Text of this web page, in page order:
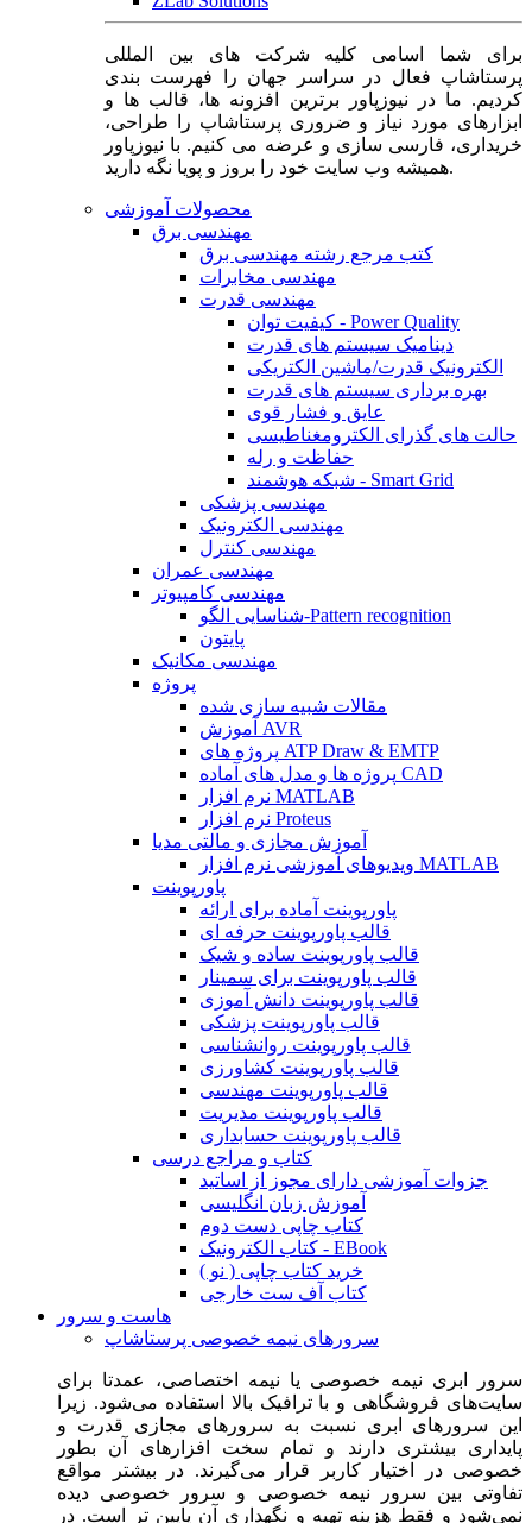
برای شما اسامی کلیه شرکت های بین المللی
پرستاشاپ فعال در سراسر جهان را فهرست بندی
کردیم. ما در نیوزپاور برترین افزونه ها، قالب ها و
ابزارهای مورد نیاز و ضروری پرستاشاپ را طراحی،
خریداری، فارسی سازی و عرضه می کنیم. با نیوزپاور
همیشه وب سایت خود را بروز و پویا نگه دارید.
محصولات آموزشی
مهندسی برق
کتب مرجع رشته مهندسی برق
مهندسی مخابرات
مهندسی قدرت
کیفیت توان - Power Quality
دینامیک سیستم های قدرت
الکترونیک قدرت/ماشین الکتریکی
بهره برداری سیستم های قدرت
عایق و فشار قوی
حالت های گذرای الکترومغناطیسی
حفاظت و رله
شبکه هوشمند - Smart Grid
مهندسی پزشکی
مهندسی الکترونیک
مهندسی کنترل
مهندسی عمران
مهندسی کامپیوتر
شناسایی الگو-Pattern recognition
پایتون
مهندسی مکانیک
پروژه
مقالات شبیه سازی شده
آموزش AVR
پروژه های ATP Draw & EMTP
پروژه ها و مدل های آماده CAD
نرم افزار MATLAB
نرم افزار Proteus
آموزش مجازی و مالتی مدیا
ویدیوهای آموزشی نرم افزار MATLAB
پاورپوینت
پاورپوینت آماده برای ارائه
قالب پاورپوینت حرفه ای
قالب پاورپوینت ساده و شیک
قالب پاورپوینت برای سمینار
قالب پاورپوینت دانش آموزی
قالب پاورپوینت پزشکی
قالب پاورپوینت روانشناسی
قالب پاورپوینت کشاورزی
قالب پاورپوینت مهندسی
قالب پاورپوینت مدیریت
قالب پاورپوینت حسابداری
کتاب و مراجع درسی
جزوات آموزشی دارای مجوز از اساتید
آموزش زبان انگلیسی
کتاب چاپی دست دوم
کتاب الکترونیک - EBook
خرید کتاب چاپی ( نو )
کتاب آف ست خارجی
هاست و سرور
سرورهای نیمه خصوصی پرستاشاپ
سرور ابری نیمه خصوصی یا نیمه اختصاصی، عمدتا برای
سایت‌های فروشگاهی و با ترافیک بالا استفاده می‌شود. زیرا
این سرورهای ابری نسبت به سرورهای مجازی قدرت و
پایداری بیشتری دارند و تمام سخت افزارهای آن بطور
خصوصی در اختیار کاربر قرار می‌گیرند. در بیشتر مواقع
تفاوتی بین سرور نیمه خصوصی و سرور خصوصی دیده
نمی‌شود و فقط هزینه تهیه و نگهداری آن پایین تر است. در